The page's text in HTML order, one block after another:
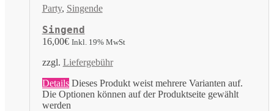
Party, Singende
Singend
16,00€ Inkl. 19% MwSt
zzgl. Liefergebühr
Details Dieses Produkt weist mehrere Varianten auf.
Die Optionen können auf der Produktseite gewählt
werden